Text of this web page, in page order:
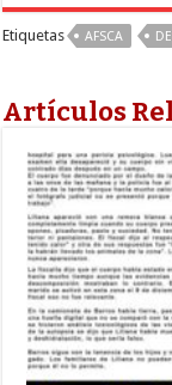
Etiquetas AFSCA
Artículos